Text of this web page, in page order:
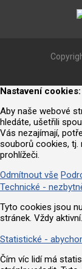
Nastavení
Aby naše webové
hledáte, ušetřili
Vás nezajímají,
souborů cookies, tj.
prohlížeči.
Odmítnout vše
Technické -
Tyto cookies jsou
stránek. Vždy aktivní.
Statistické -
Čím víc lidí má